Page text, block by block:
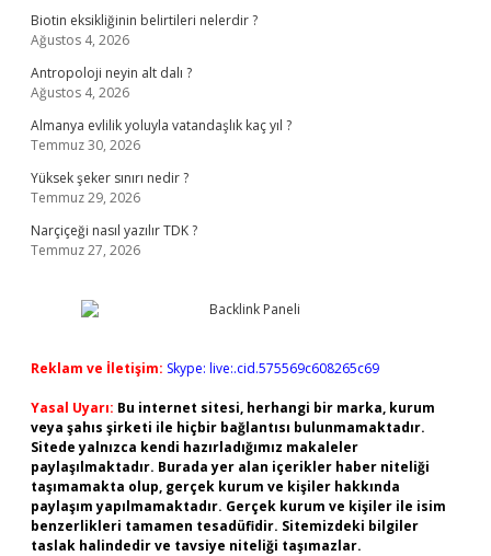
Biotin eksikliğinin belirtileri nelerdir ?
Ağustos 4, 2026
Antropoloji neyin alt dalı ?
Ağustos 4, 2026
Almanya evlilik yoluyla vatandaşlık kaç yıl ?
Temmuz 30, 2026
Yüksek şeker sınırı nedir ?
Temmuz 29, 2026
Narçiçeği nasıl yazılır TDK ?
Temmuz 27, 2026
Reklam ve İletişim: Skype: live:.cid.575569c608265c69
Yasal Uyarı: Bu internet sitesi, herhangi bir marka, kurum
veya şahıs şirketi ile hiçbir bağlantısı bulunmamaktadır.
Sitede yalnızca kendi hazırladığımız makaleler
paylaşılmaktadır. Burada yer alan içerikler haber niteliği
taşımamakta olup, gerçek kurum ve kişiler hakkında
paylaşım yapılmamaktadır. Gerçek kurum ve kişiler ile isim
benzerlikleri tamamen tesadüfidir. Sitemizdeki bilgiler
taslak halindedir ve tavsiye niteliği taşımazlar.